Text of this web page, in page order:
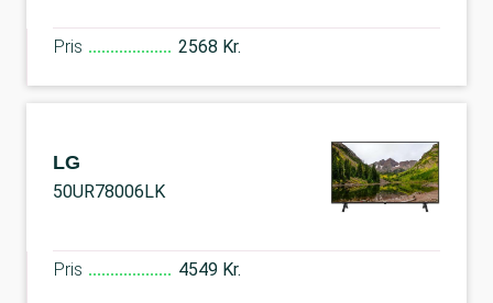
Pris 2568 Kr.
LG
50UR78006LK
Pris 4549 Kr.